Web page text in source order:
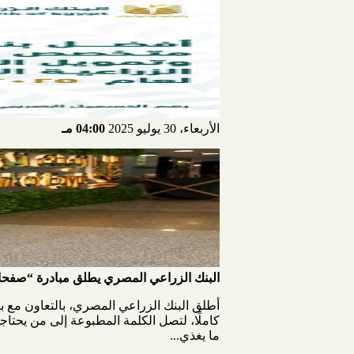
الأربعاء، 30 يوليو 2025 04:00 مـ
البنك الزراعي المصري يطلق مبادرة
كاملًا، لتصل الكلمة المطبوعة إلى من
ما يغذي...